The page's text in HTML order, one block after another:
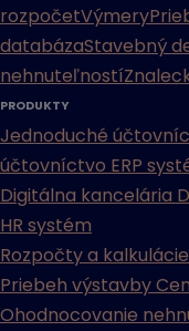
rozpočetVýmery
databázaStavebný
nehnuteľností
PRODUKTY
Jednoduché
účtovníctvo ERP
Digitálna kancelária
HR systém
Rozpočty a kalkulácie
Priebeh výstavby
Ohodnocovanie